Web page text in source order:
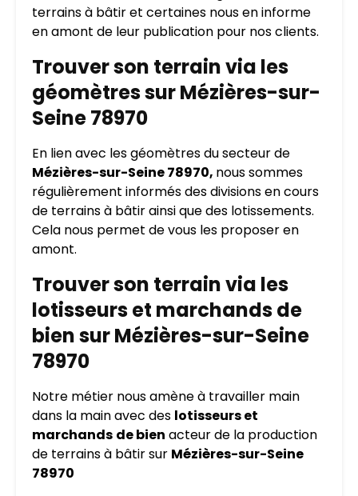
terrains à bâtir et certaines nous en informe
en amont de leur publication pour nos clients.
Trouver son terrain via les
géomètres sur Mézières-sur-
Seine 78970
En lien avec les géomètres du secteur de
Mézières-sur-Seine 78970, nous sommes
régulièrement informés des divisions en cours
de terrains à bâtir ainsi que des lotissements.
Cela nous permet de vous les proposer en
amont.
Trouver son terrain via les
lotisseurs et marchands de
bien sur Mézières-sur-Seine
78970
Notre métier nous amène à travailler main
dans la main avec des lotisseurs et
marchands de bien acteur de la production
de terrains à bâtir sur Mézières-sur-Seine
78970